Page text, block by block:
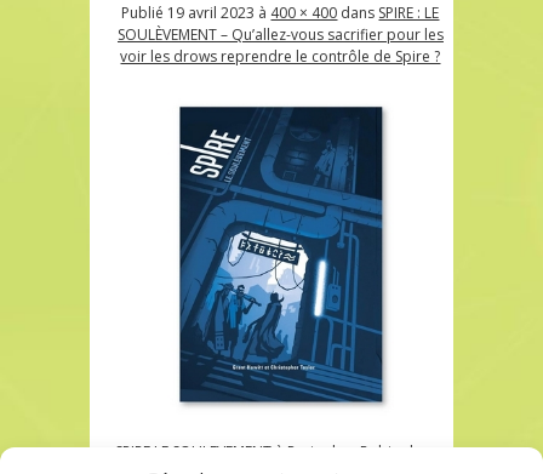
Publié 19 avril 2023 à 400 × 400 dans SPIRE : LE
SOULÈVEMENT – Qu’allez-vous sacrifier pour les
voir les drows reprendre le contrôle de Spire ?
SPIRE LE SOULEVEMENT à Paris chez Robin des